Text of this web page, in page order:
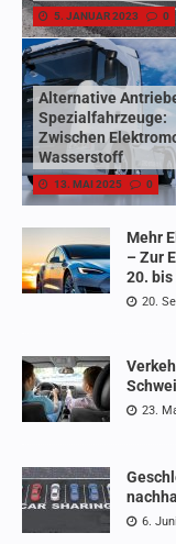
5. JANUAR 2023 0
Alternative
Spezialfahrzeuge:
Zwischen
Wasserstoff
13. MAI 2025 0
Mehr
– Zur
20. bis
20.
23.
6.